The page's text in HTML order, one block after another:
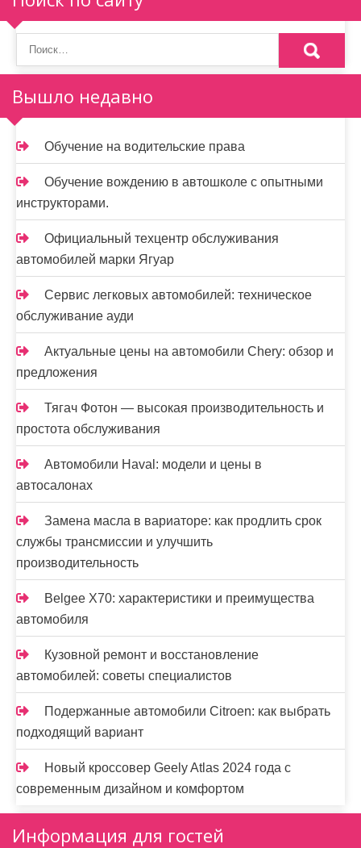
Вышло недавно
Обучение на водительские права
Обучение вождению в автошколе с опытными
инструкторами.
Официальный техцентр обслуживания
автомобилей марки Ягуар
Сервис легковых автомобилей: техническое
обслуживание ауди
Актуальные цены на автомобили Chery: обзор и
предложения
Тягач Фотон — высокая производительность и
простота обслуживания
Автомобили Haval: модели и цены в
автосалонах
Замена масла в вариаторе: как продлить срок
службы трансмиссии и улучшить
производительность
Belgee X70: характеристики и преимущества
автомобиля
Кузовной ремонт и восстановление
автомобилей: советы специалистов
Подержанные автомобили Citroen: как выбрать
подходящий вариант
Новый кроссовер Geely Atlas 2024 года с
современным дизайном и комфортом
Информация для гостей